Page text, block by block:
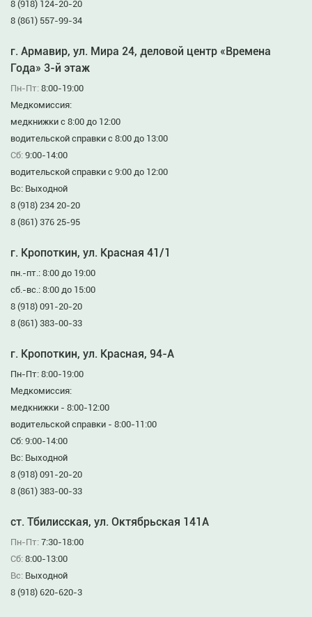
8 (918) 124-20-20
8 (861) 557-99-34
г. Армавир, ул. Мира 24, деловой центр «Времена
Года» 3-й этаж
Пн-Пт: 8:00-19:00
Медкомиссия:
медкнижки с 8:00 до 12:00
водительской справки с 8:00 до 13:00
Сб: 9:00-14:00
водительской справки с 9:00 до 12:00
Вс: Выходной
8 (918) 234 20-20
8 (861) 376 25-95
г. Кропоткин, ул. Красная 41/1
пн.-пт.: 8:00 до 19:00
сб.-вс.: 8:00 до 15:00
8 (918) 091-20-20
8 (861) 383-00-33
г. Кропоткин, ул. Красная, 94-А
Пн-Пт: 8:00-19:00
Медкомиссия:
медкнижки - 8:00-12:00
водительской справки - 8:00-11:00
Сб: 9:00-14:00
Вс: Выходной
8 (918) 091-20-20
8 (861) 383-00-33
ст. Тбилисская, ул. Октябрьская 141А
Пн-Пт: 7:30-18:00
Сб: 8:00-13:00
Вс: Выходной
8 (918) 620-620-3